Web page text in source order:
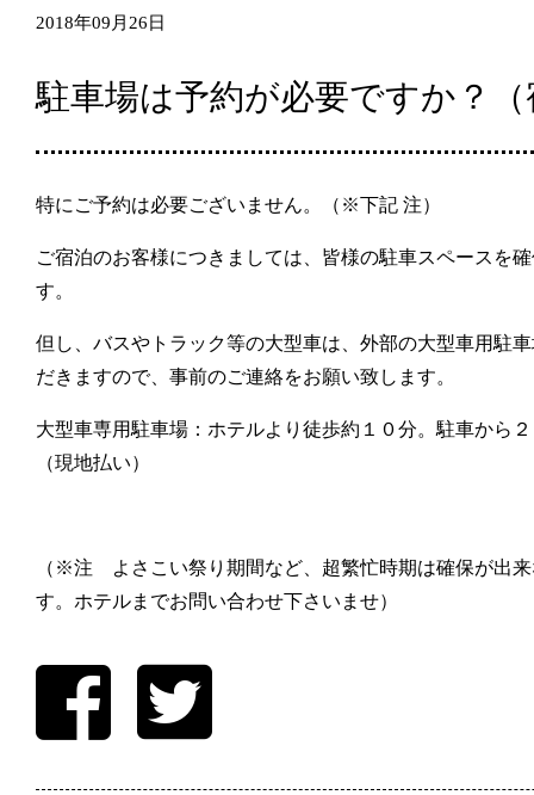
2018年09月26日
駐車場は予約が必要ですか？（
特にご予約は必要ございません。（※下記 注）
ご宿泊のお客様につきましては、皆様の駐車スペースを
す。
但し、バスやトラック等の大型車は、外部の大型車用駐
だきますので、事前のご連絡をお願い致します。
大型車専用駐車場：ホテルより徒歩約１０分。駐車から
（現地払い）
（※注 よさこい祭り期間など、超繁忙時期は確保が出
す。ホテルまでお問い合わせ下さいませ）